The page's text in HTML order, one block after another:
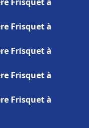
Frisquet à
Frisquet à
Frisquet à
Frisquet à